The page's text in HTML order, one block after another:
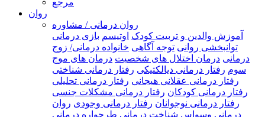
روان
روان درمانی / مشاوره
آموزش والدین و تربیت کودک اوتیسم بازی درمانی
توانبخشی روانی توجه آگاهی خانواده درمانی/ زوج
درمانی درمان اختلال های شخصیت درمان های موج
سوم رفتار درمانی دیالکتیکی رفتار درمانی شناختی
رفتار درمانی عقلانی هیجانی رفتار درمانی تحلیلی
رفتار درمانی کودکان رفتار درمانی مشکلات جنسی
رفتار درمانی نوجوانان رفتار درمانی وجودی روان
درمانی وسواس شناخت درمانی طرحواره درمانی